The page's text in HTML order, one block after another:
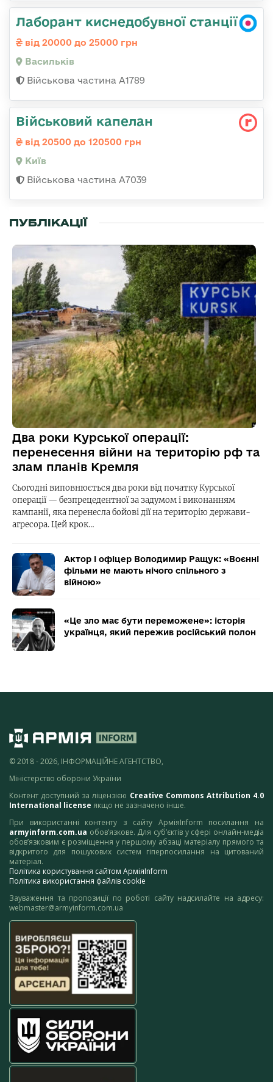
Лаборант киснедобувної станції
від 20000 до 25000 грн
Васильків
Військова частина А1789
Військовий капелан
від 20500 до 120500 грн
Київ
Військова частина А7039
ПУБЛІКАЦІЇ
Два роки Курської операції:
перенесення війни на територію рф та
злам планів Кремля
Сьогодні виповнюється два роки від початку Курської
операції — безпрецедентної за задумом і виконанням
кампанії, яка перенесла бойові дії на територію держави-
агресора. Цей крок…
Актор і офіцер Володимир Ращук: «Воєнні
фільми не мають нічого спільного з
війною»
«Це зло має бути переможене»: історія
українця, який пережив російський полон
© 2018 - 2026, ІНФОРМАЦІЙНЕ АГЕНТСТВО,
Міністерство оборони України
Контент доступний за ліцензією Creative Commons Attribution 4.0
International license якщо не зазначено інше.
При використанні контенту з сайту АрміяInform посилання на
armyinform.com.ua обов’язкове. Для суб’єктів у сфері онлайн-медіа
обов’язковим є розміщення у першому абзаці матеріалу прямого та
відкритого для пошукових систем гіперпосилання на цитований
матеріал.
Політика користування сайтом АрміяInform
Політика використання файлів cookie
Зауваження та пропозиції по роботі сайту надсилайте на адресу:
webmaster@armyinform.com.ua